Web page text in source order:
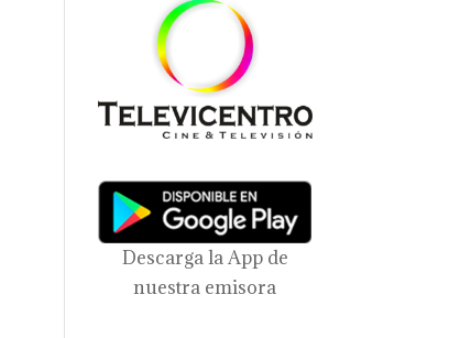
Descarga la App de
nuestra emisora